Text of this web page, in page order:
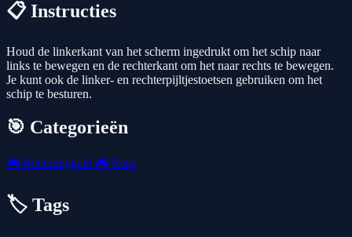
📋 Instructies
Houd de linkerkant van het scherm ingedrukt om het schip naar
links te bewegen en de rechterkant om het naar rechts te bewegen.
Je kunt ook de linker- en rechterpijltjestoetsen gebruiken om het
schip te besturen.
🎯 Categorieën
🎮 Behendigheid 🎮 Race
🏷️ Tags